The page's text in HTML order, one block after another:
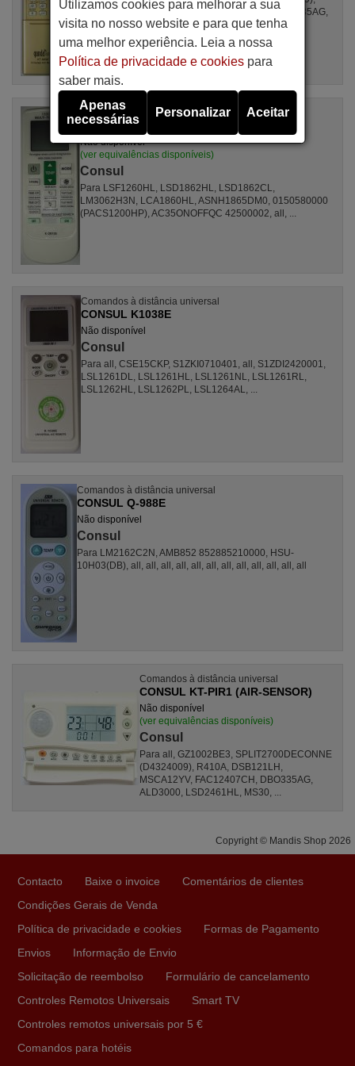
R410A, DSB121LH, MSCA12YV, FAC12407CH, DBO335AG,
ALD3000, LSD2461HL, MS30, ...
Comandos à distância universal
CONSUL K-2012E
Não disponível
(ver equivalências disponíveis)
Consul
Para LSF1260HL, LSD1862HL, LSD1862CL,
LM3062H3N, LCA1860HL, ASNH1865DM0, 0150580000
(PACS1200HP), AC35ONOFFQC 42500002, all, ...
Comandos à distância universal
CONSUL K1038E
Não disponível
Consul
Para all, CSE15CKP, S1ZKI0710401, all, S1ZDI2420001,
LSL1261DL, LSL1261HL, LSL1261NL, LSL1261RL,
LSL1262HL, LSL1262PL, LSL1264AL, ...
Comandos à distância universal
CONSUL Q-988E
Não disponível
Consul
Para LM2162C2N, AMB852 852885210000, HSU-
10H03(DB), all, all, all, all, all, all, all, all, all, all, all, all
Comandos à distância universal
CONSUL KT-PIR1 (AIR-SENSOR)
Não disponível
(ver equivalências disponíveis)
Consul
Para all, GZ1002BE3, SPLIT2700DECONNE
(D4324009), R410A, DSB121LH,
MSCA12YV, FAC12407CH, DBO335AG,
ALD3000, LSD2461HL, MS30, ...
Copyright © Mandis Shop 2026
Contacto Baixe o invoice
Comentários de clientes
Condições Gerais de Venda
Política de privacidade e cookies
Formas de Pagamento
Envios
Informação de Envio
Solicitação de reembolso
Formulário de cancelamento
Controles Remotos Universais
Smart TV
Controles remotos universais por 5 €
Comandos para hotéis
Utilizamos cookies para melhorar a sua
visita no nosso website e para que tenha
uma melhor experiência. Leia a nossa
Política de privacidade e cookiespara
saber mais.
Apenas
necessárias
Personalizar Aceitar